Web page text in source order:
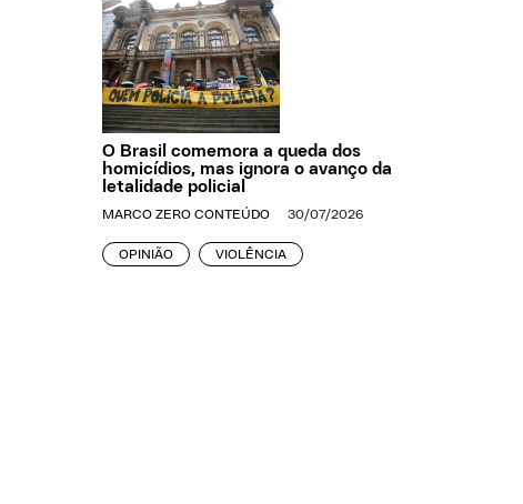
O Brasil comemora a queda dos
homicídios, mas ignora o avanço da
letalidade policial
MARCO ZERO CONTEÚDO 30/07/2026
OPINIÃO VIOLÊNCIA